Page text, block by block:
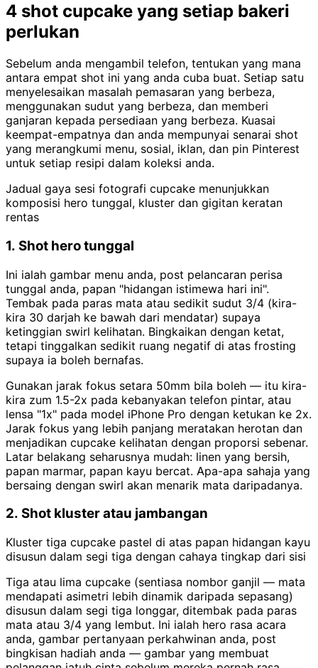
4 shot cupcake yang setiap bakeri
perlukan
Sebelum anda mengambil telefon, tentukan yang mana
antara empat shot ini yang anda cuba buat. Setiap satu
menyelesaikan masalah pemasaran yang berbeza,
menggunakan sudut yang berbeza, dan memberi
ganjaran kepada persediaan yang berbeza. Kuasai
keempat-empatnya dan anda mempunyai senarai shot
yang merangkumi menu, sosial, iklan, dan pin Pinterest
untuk setiap resipi dalam koleksi anda.
Jadual gaya sesi fotografi cupcake menunjukkan
komposisi hero tunggal, kluster dan gigitan keratan
rentas
1. Shot hero tunggal
Ini ialah gambar menu anda, post pelancaran perisa
tunggal anda, papan "hidangan istimewa hari ini".
Tembak pada paras mata atau sedikit sudut 3/4 (kira-
kira 30 darjah ke bawah dari mendatar) supaya
ketinggian swirl kelihatan. Bingkaikan dengan ketat,
tetapi tinggalkan sedikit ruang negatif di atas frosting
supaya ia boleh bernafas.
Gunakan jarak fokus setara 50mm bila boleh — itu kira-
kira zum 1.5-2x pada kebanyakan telefon pintar, atau
lensa "1x" pada model iPhone Pro dengan ketukan ke 2x.
Jarak fokus yang lebih panjang meratakan herotan dan
menjadikan cupcake kelihatan dengan proporsi sebenar.
Latar belakang seharusnya mudah: linen yang bersih,
papan marmar, papan kayu bercat. Apa-apa sahaja yang
bersaing dengan swirl akan menarik mata daripadanya.
2. Shot kluster atau jambangan
Kluster tiga cupcake pastel di atas papan hidangan kayu
disusun dalam segi tiga dengan cahaya tingkap dari sisi
Tiga atau lima cupcake (sentiasa nombor ganjil — mata
mendapati asimetri lebih dinamik daripada sepasang)
disusun dalam segi tiga longgar, ditembak pada paras
mata atau 3/4 yang lembut. Ini ialah hero rasa acara
anda, gambar pertanyaan perkahwinan anda, post
bingkisan hadiah anda — gambar yang membuat